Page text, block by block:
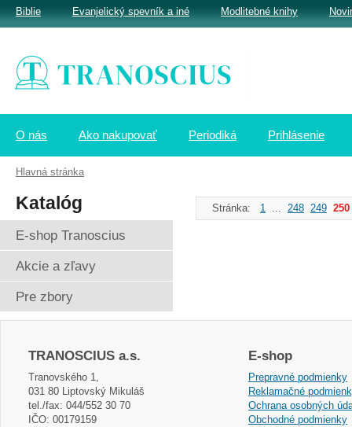
O nás Ako nakupovať Periodiká Prihlásenie
Stránka: 1 ... 248 249 250
Katalóg
E-shop Tranoscius
Akcie a zľavy
Pre zbory
TRANOSCIUS a.s.
Tranovského 1,
031 80 Liptovský Mikuláš
tel./fax: 044/552 30 70
IČO: 00179159
E-shop
Prepravné podmienky
Reklamačné
Ochrana osobných
Obchodné podmienky
Biblie Evanjelický spevník a iné Modlitebné knihy
Hlavná stránka